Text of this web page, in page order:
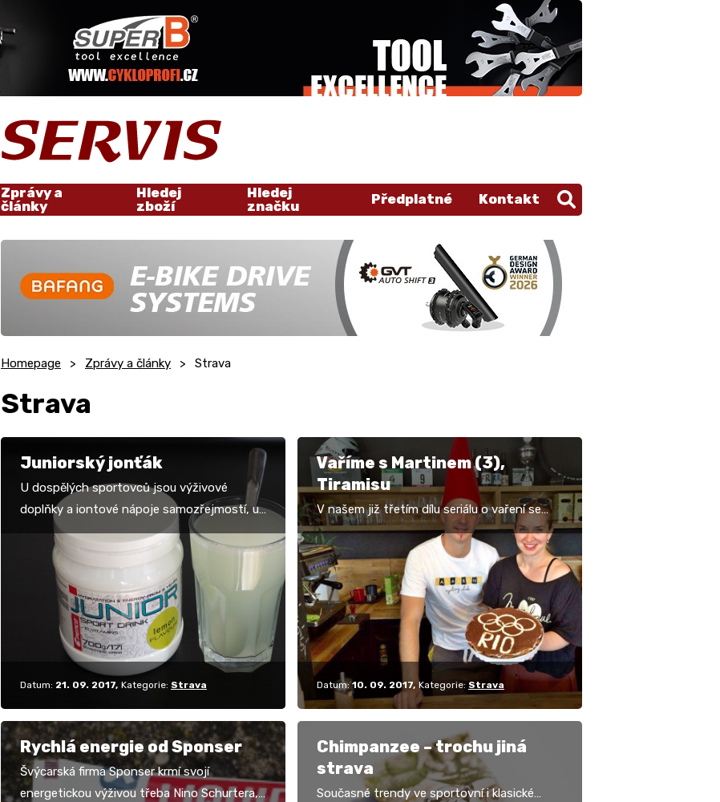
Zprávy a
články
Hledej
zboží
Hledej
značku
Předplatné Kontakt
Homepage Zprávy a články Strava
Strava
Juniorský jonťák
U dospělých sportovců jsou výživové
doplňky a iontové nápoje samozřejmostí, u
mladších ročníků a dětí už pak v této oblasti
nastává určitý…
Datum: 21. 09. 2017 Kategorie: Strava
Vaříme s Martinem (3),
Tiramisu
V našem již třetím dílu seriálu o vaření se
podíváme na luxusní dezert, konkrétně na
Tiramisu, na němž si s oblibou pochutnávají
nejlepší…
Datum: 10. 09. 2017 Kategorie: Strava
Rychlá energie od Sponser
Švýcarská firma Sponser krmí svojí
energetickou výživou třeba Nino Schurtera,
Chimpanzee – trochu jiná
strava
Současné trendy ve sportovní i klasické